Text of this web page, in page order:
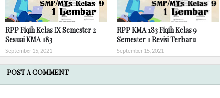
RPP Fiqih Kelas IX Semester 2
Sesuai KMA 183
September 15, 2021
RPP KMA 183 Fiqih Kelas 9
Semester 1 Revisi Terbaru
September 15, 2021
POST A COMMENT